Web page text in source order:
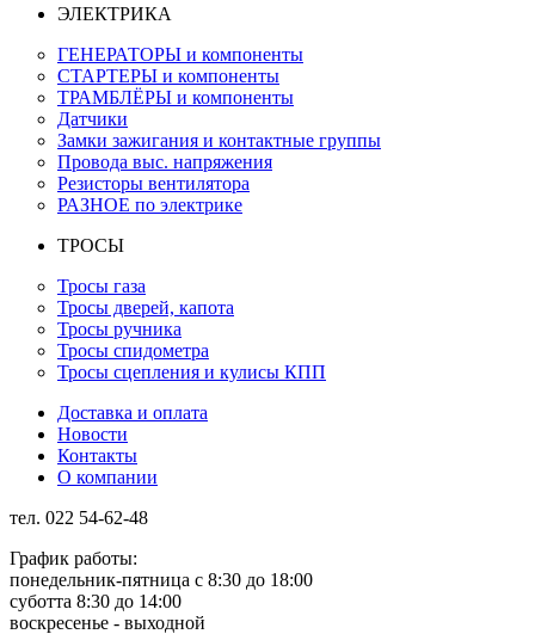
ЭЛЕКТРИКА
ГЕНЕРАТОРЫ и компоненты
СТАРТЕРЫ и компоненты
ТРАМБЛЁРЫ и компоненты
Датчики
Замки зажигания и контактные группы
Провода выс. напряжения
Резисторы вентилятора
РАЗНОЕ по электрике
ТРОСЫ
Тросы газа
Тросы дверей, капота
Тросы ручника
Тросы спидометра
Тросы сцепления и кулисы КПП
Доставка и оплата
Новости
Контакты
О компании
тел. 022 54-62-48
График работы:
понедельник-пятница с 8:30 до 18:00
суботта 8:30 до 14:00
воскресенье - выходной